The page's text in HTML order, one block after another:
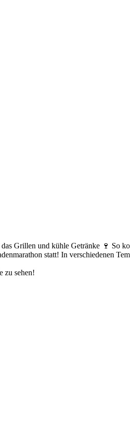
Grillen und kühle Getränke 🍷 So
statt! In verschiedenen
zu sehen!